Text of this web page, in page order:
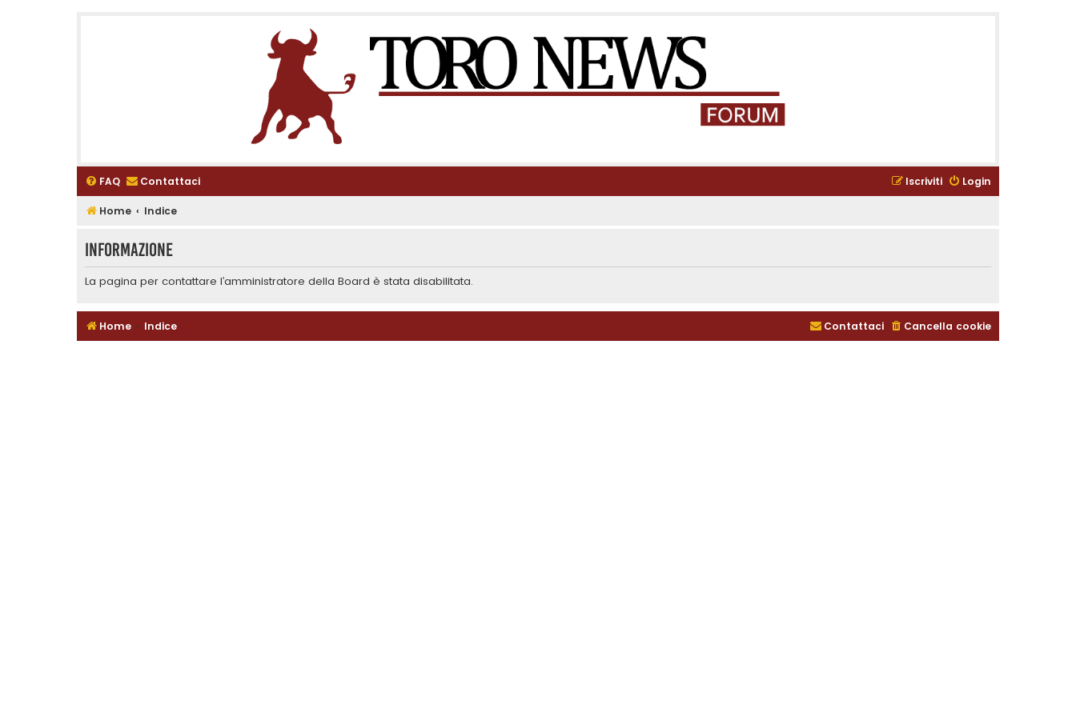
FAQ Contattaci Login
Iscriviti
Home Indice
Informazione
La pagina per contattare l’amministratore della Board è stata disabilitata.
Home Indice Cancella cookie
Contattaci